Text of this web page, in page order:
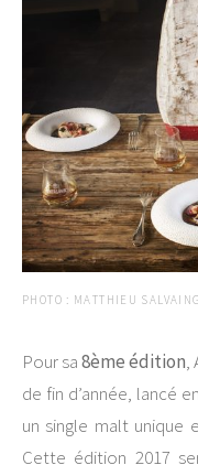
PHOTO : MATTHIEU SALVAING
Pour sa8ème édition,
de fin d’année, lancé
un single malt unique
Cette édition 2017